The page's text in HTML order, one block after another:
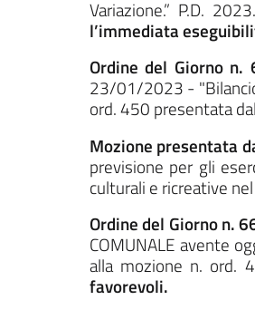
Variazione.” P.D.
l’immediata
Ordine del Giorno n.
23/01/2023 -
ord. 450 presentata
Mozione presentata
previsione per gli
culturali e ricreative
Ordine del Giorno n.
COMUNALE avente
alla mozione n. ord.
favorevoli.